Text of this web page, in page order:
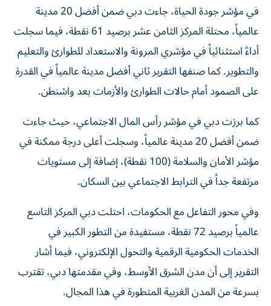
في مؤشر جودة الحياة، جاءت دبي ضمن أفضل 20 مدينة
عالمياً، محتلة المركز الثامن عشر برصيد 61 نقطة، فيما سجلت
أداءً استثنائياً في مؤشري المرونة والاستعداد للطوارئ والتعليم
والتطوير. كما صنفها التقرير ثاني أفضل مدينة عالمياً في القدرة
على الصمود أمام حالات الطوارئ والأزمات بعد واشنطن.
كما برزت دبي في مؤشر رأس المال الاجتماعي، حيث جاءت
ضمن أفضل 20 مدينة عالمياً، وسجلت أعلى درجة ممكنة في
مؤشر الأمان والسلامة (100 نقطة)، إضافة إلى مستويات
مرتفعة جداً في الترابط الاجتماعي بين السكان.
وفي محور التفاعل مع الحكومات، احتلت دبي المركز التاسع
عالمياً برصيد 72 نقطة، مستفيدة من التطور الكبير في
الخدمات الحكومية الرقمية والتحول الإلكتروني، فيما أشار
التقرير إلى أن مدن الشرق الأوسط، وفي مقدمتها دبي، تقترب
بسرعة من المدن الغربية المتطورة في هذا المجال.